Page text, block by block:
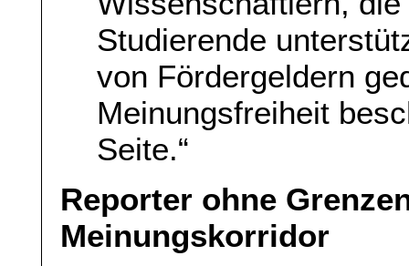
Studierende
von Fördergeldern
Meinungsfreiheit
Seite.“
Reporter ohne
Meinungskorridor